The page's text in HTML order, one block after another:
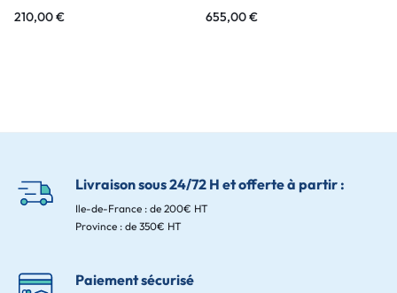
210,00€ 655,00€
Livraison sous 24/72 H et offerte à partir :
Ile-de-France : de 200€ HT
Province : de 350€ HT
Paiement sécurisé